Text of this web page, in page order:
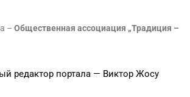
– Общественная ассоциация „Традиция –
редактор портала — Виктор Жосу